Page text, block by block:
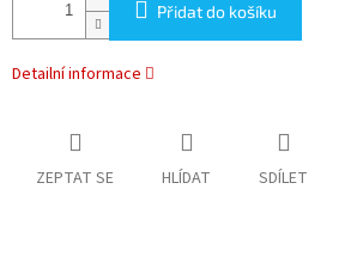
Přidat do košíku
Detailní informace
ZEPTAT SE HLÍDAT SDÍLET